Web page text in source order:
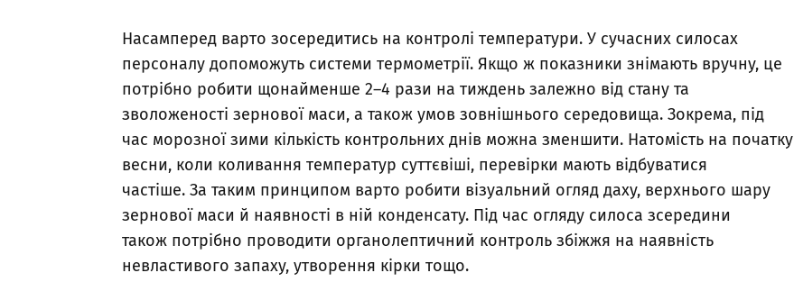
Насамперед варто зосередитись на контролі температури. У сучасних силосах
персоналу допоможуть системи термометрії. Якщо ж показники знімають вручну, це
потрібно робити щонайменше 2–4 рази на тиждень залежно від стану та
зволоженості зернової маси, а також умов зовнішнього середовища. Зокрема, під
час морозної зими кількість контрольних днів можна зменшити. Натомість на початку
весни, коли коливання температур суттєвіші, перевірки мають відбуватися
частіше. За таким принципом варто робити візуальний огляд даху, верхнього шару
зернової маси й наявності в ній конденсату. Під час огляду силоса зсередини
також потрібно проводити органолептичний контроль збіжжя на наявність
невластивого запаху, утворення кірки тощо.